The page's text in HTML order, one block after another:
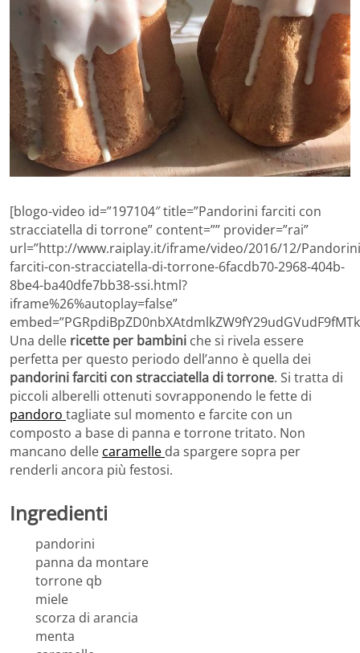
[blogo-video id=”197104″ title=”Pandorini farciti con
stracciatella di torrone” content=”” provider=”rai”
url=”http://www.raiplay.it/iframe/video/2016/12/
farciti-con-stracciatella-di-torrone-6facdb70-2968-404b-
8be4-ba40dfe7bb38-ssi.html?
iframe%26%autoplay=false”
Una delle ricette per bambini che si rivela essere
perfetta per questo periodo dell’anno è quella dei
pandorini farciti con stracciatella di torrone. Si tratta di
piccoli alberelli ottenuti sovrapponendo le fette di
pandoro tagliate sul momento e farcite con un
composto a base di panna e torrone tritato. Non
mancano delle caramelle da spargere sopra per
renderli ancora più festosi.
Ingredienti
pandorini
panna da montare
torrone qb
miele
scorza di arancia
menta